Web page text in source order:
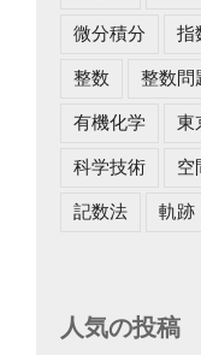
微分積分 指
整数 整数問
有機化学 東
科学技術 空
記数法 軌跡
人気の投稿